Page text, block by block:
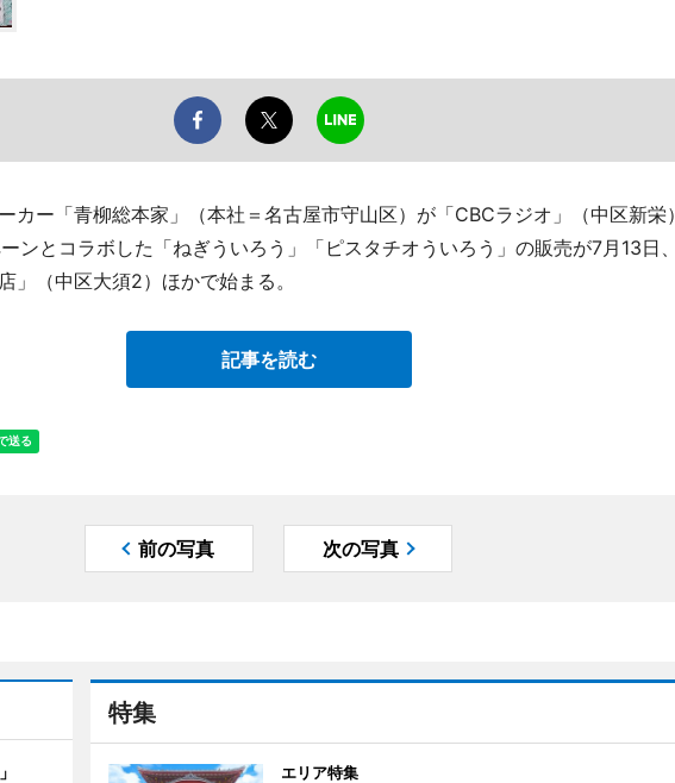
カー「青柳総本家」（本社＝名古屋市守山区）が「CBCラジオ」（中区新栄）
ンとコラボした「ねぎういろう」「ピスタチオういろう」の販売が7月13日、
」（中区大須2）ほかで始まる。
記事を読む
前の写真 次の写真
特集
エリア特集
」